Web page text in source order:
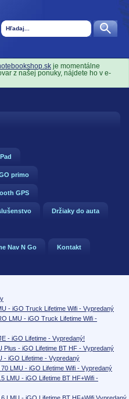
je momentálne
z našej ponuky, nájdete ho v e-
primo
GPS
Držiaky do auta
Nav N Go Kontakt
- iGO Truck Lifetime Wifi - Vypredaný
LMU - iGO Truck Lifetime Wifi -
- iGO Lifetime - Vypredaný!
Plus - iGO Lifetime BT HF - Vypredaný
- iGO Lifetime - Vypredaný
LMU - iGO Lifetime Wifi - Vypredaný
LMU - iGO Lifetime BT HF+Wifi -